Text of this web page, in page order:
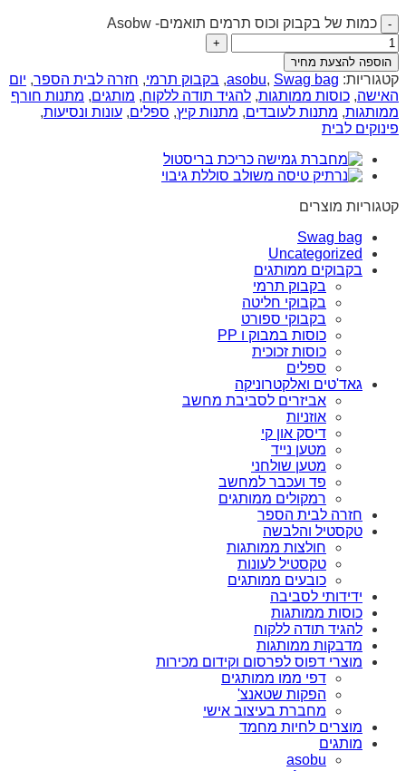
כמות של בקבוק וכוס תרמים תואמים- Asobw
הוספה להצעת מחיר
קטגוריות: asobu, Swag bag
, בקבוק תרמי, חזרה לבית הספר, יום
האישה, כוסות ממותגות, להגיד תודה ללקוח, מותגים, מתנות חורף
ממותגות, מתנות לעובדים, מתנות קיץ, ספלים, עונות ונסיעות,
פינוקים לבית
קטגוריות מוצרים
Swag bag
Uncategorized
בקבוקים ממותגים
בקבוק תרמי
בקבוקי חליטה
בקבוקי ספורט
כוסות במבוק ו PP
כוסות זכוכית
ספלים
גאד'טים ואלקטרוניקה
אביזרים לסביבת מחשב
אוזניות
דיסק און קי
מטען נייד
מטען שולחני
פד ועכבר למחשב
רמקולים ממותגים
חזרה לבית הספר
טקסטיל והלבשה
חולצות ממותגות
טקסטיל לעונות
כובעים ממותגים
ידידותי לסביבה
כוסות ממותגות
להגיד תודה ללקוח
מדבקות ממותגות
מוצרי דפוס לפרסום וקידום מכירות
דפי ממו ממותגים
הפקות שטאנצ'
מחברת בעיצוב אישי
מוצרים לחיות מחמד
מותגים
asobu